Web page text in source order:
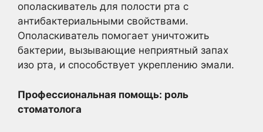
ополаскиватель для полости рта с
антибактериальными свойствами.
Ополаскиватель помогает уничтожить
бактерии, вызывающие неприятный запах
изо рта, и способствует укреплению эмали.
Профессиональная помощь: роль
стоматолога